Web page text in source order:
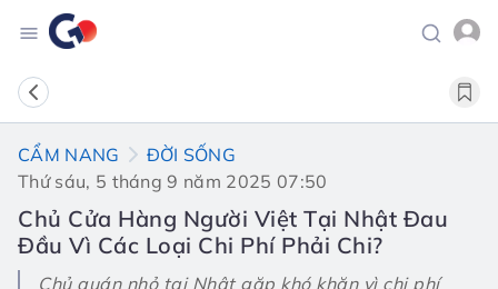
CẨM NANG
ĐỜI SỐNG
Thứ sáu, 5 tháng 9 năm 2025 07:50
Chủ Cửa Hàng Người Việt Tại Nhật Đau
Đầu Vì Các Loại Chi Phí Phải Chi?
Chủ quán nhỏ tại Nhật gặp khó khăn vì chi phí